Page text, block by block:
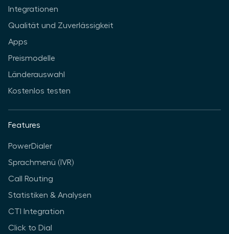
Integrationen
Qualität und Zuverlässigkeit
Apps
Preismodelle
Länderauswahl
Kostenlos testen
Features
PowerDialer
Sprachmenü (IVR)
Call Routing
Statistiken & Analysen
CTI Integration
Click to Dial